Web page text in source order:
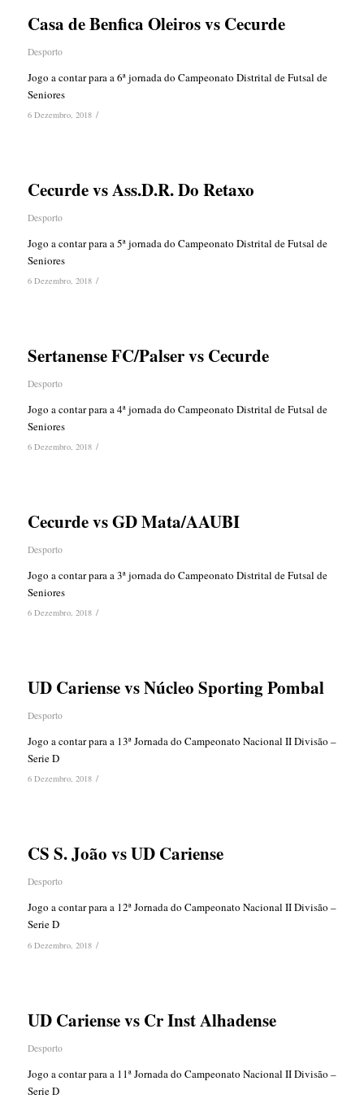
Casa de Benfica Oleiros vs Cecurde
Desporto
Jogo a contar para a 6ª jornada do Campeonato Distrital de Futsal de
Seniores
6 Dezembro, 2018 /
Cecurde vs Ass.D.R. Do Retaxo
Desporto
Jogo a contar para a 5ª jornada do Campeonato Distrital de Futsal de
Seniores
6 Dezembro, 2018 /
Sertanense FC/Palser vs Cecurde
Desporto
Jogo a contar para a 4ª jornada do Campeonato Distrital de Futsal de
Seniores
6 Dezembro, 2018 /
Cecurde vs GD Mata/AAUBI
Desporto
Jogo a contar para a 3ª jornada do Campeonato Distrital de Futsal de
Seniores
6 Dezembro, 2018 /
UD Cariense vs Núcleo Sporting Pombal
Desporto
Jogo a contar para a 13ª Jornada do Campeonato Nacional II Divisão –
Serie D
6 Dezembro, 2018 /
CS S. João vs UD Cariense
Desporto
Jogo a contar para a 12ª Jornada do Campeonato Nacional II Divisão –
Serie D
6 Dezembro, 2018 /
UD Cariense vs Cr Inst Alhadense
Desporto
Jogo a contar para a 11ª Jornada do Campeonato Nacional II Divisão –
Serie D